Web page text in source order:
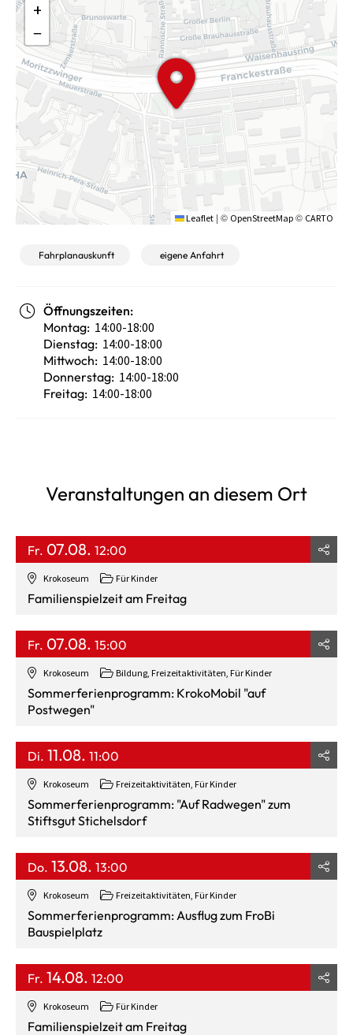
+
−
Leaflet | © OpenStreetMap © CARTO
Fahrplanauskunft eigene Anfahrt
Öffnungszeiten:
Montag: 14:00-18:00
Dienstag: 14:00-18:00
Mittwoch: 14:00-18:00
Donnerstag: 14:00-18:00
Freitag: 14:00-18:00
Veranstaltungen an diesem Ort
Krokoseum Für Kinder
Fr. 07.08. 12:00
Familienspielzeit am Freitag
Krokoseum Bildung, Freizeitaktivitäten, Für Kinder
Fr. 07.08. 15:00
Sommerferienprogramm: KrokoMobil "auf
Postwegen"
Krokoseum Freizeitaktivitäten, Für Kinder
Di. 11.08. 11:00
Sommerferienprogramm: "Auf Radwegen" zum
Stiftsgut Stichelsdorf
Krokoseum Freizeitaktivitäten, Für Kinder
Do. 13.08. 13:00
Sommerferienprogramm: Ausflug zum FroBi
Bauspielplatz
Krokoseum Für Kinder
Fr. 14.08. 12:00
Familienspielzeit am Freitag